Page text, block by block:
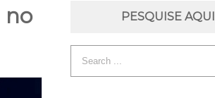
no
PESQUISE AQUI